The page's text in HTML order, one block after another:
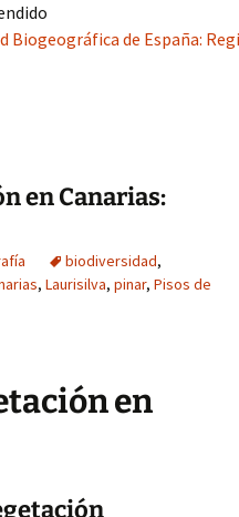
Biogeográfica de España:
en Canarias:
biodiversidad,
, Laurisilva, pinar, Pisos de
en